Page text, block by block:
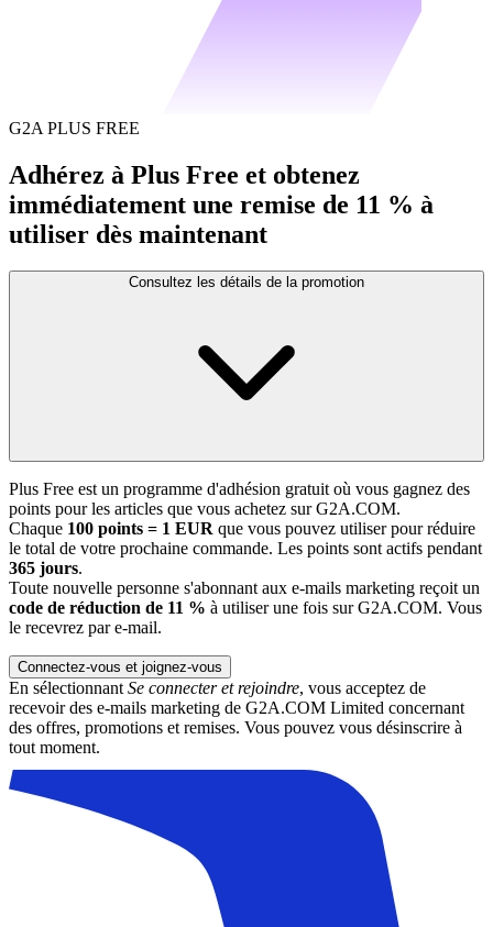
G2A PLUS FREE
Adhérez à Plus Free et obtenez
immédiatement une remise de 11 % à
utiliser dès maintenant
Consultez les détails de la promotion
Plus Free est un programme d'adhésion gratuit où vous gagnez des
points pour les articles que vous achetez sur G2A.COM.
Chaque 100 points = 1 EUR que vous pouvez utiliser pour réduire
le total de votre prochaine commande. Les points sont actifs pendant
365 jours.
Toute nouvelle personne s'abonnant aux e-mails marketing reçoit un
code de réduction de 11 % à utiliser une fois sur G2A.COM. Vous
le recevrez par e-mail.
Connectez-vous et joignez-vous
En sélectionnantSe connecter et rejoindre, vous acceptez de
recevoir des e-mails marketing de G2A.COM Limited concernant
des offres, promotions et remises. Vous pouvez vous désinscrire à
tout moment.